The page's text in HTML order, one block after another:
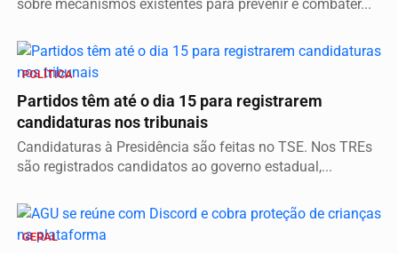
sobre mecanismos existentes para prevenir e combater...
POLÍTICA
Partidos têm até o dia 15 para registrarem
candidaturas nos tribunais
Candidaturas à Presidência são feitas no TSE. Nos TREs
são registrados candidatos ao governo estadual,...
GERAL